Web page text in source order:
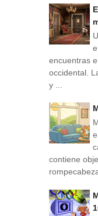
encuentras
occidental.
y ...
contiene